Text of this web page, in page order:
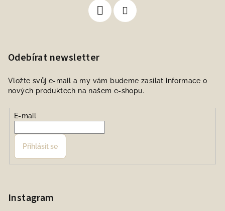
Odebírat newsletter
Vložte svůj e-mail a my vám budeme zasílat informace o
nových produktech na našem e-shopu.
E-mail
Přihlásit se
Instagram